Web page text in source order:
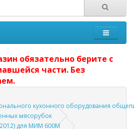
обязательно берите с
части. Без
кухонного оборудования
мясорубок
для МИМ 600М